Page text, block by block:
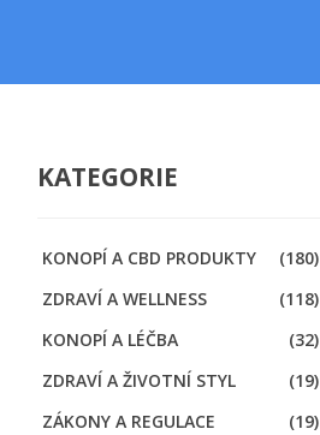
KATEGORIE
KONOPÍ A CBD PRODUKTY
(180)
ZDRAVÍ A WELLNESS
(118)
KONOPÍ A LÉČBA
(32)
ZDRAVÍ A ŽIVOTNÍ STYL
(19)
ZÁKONY A REGULACE
(19)